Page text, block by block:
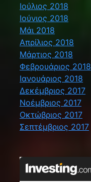
Ιούλιος 2018
Ιούνιος 2018
Μάι 2018
Απρίλιος 2018
Μάρτιος 2018
Φεβρουάριος 2018
Ιανουάριος 2018
Δεκέμβριος 2017
Νοέμβριος 2017
Οκτώβριος 2017
Σεπτέμβριος 2017